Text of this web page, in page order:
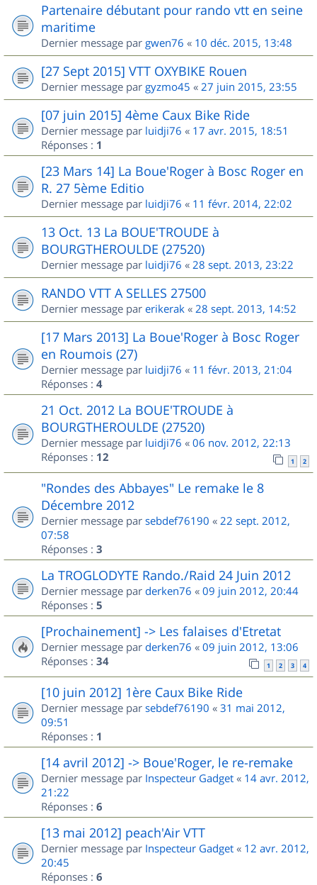
Partenaire débutant pour rando vtt en seine
maritime
Dernier message par gwen76 « 10 déc. 2015, 13:48
[27 Sept 2015] VTT OXYBIKE Rouen
Dernier message par gyzmo45 « 27 juin 2015, 23:55
[07 juin 2015] 4ème Caux Bike Ride
Dernier message par luidji76 « 17 avr. 2015, 18:51
Réponses : 1
[23 Mars 14] La Boue'Roger à Bosc Roger en
R. 27 5ème Editio
Dernier message par luidji76 « 11 févr. 2014, 22:02
13 Oct. 13 La BOUE'TROUDE à
BOURGTHEROULDE (27520)
Dernier message par luidji76 « 28 sept. 2013, 23:22
RANDO VTT A SELLES 27500
Dernier message par erikerak « 28 sept. 2013, 14:52
[17 Mars 2013] La Boue'Roger à Bosc Roger
en Roumois (27)
Dernier message par luidji76 « 11 févr. 2013, 21:04
Réponses : 4
21 Oct. 2012 La BOUE'TROUDE à
BOURGTHEROULDE (27520)
Dernier message par luidji76 « 06 nov. 2012, 22:13
Réponses : 12 1 2
"Rondes des Abbayes" Le remake le 8
Décembre 2012
Dernier message par sebdef76190 « 22 sept. 2012,
07:58
Réponses : 3
La TROGLODYTE Rando./Raid 24 Juin 2012
Dernier message par derken76 « 09 juin 2012, 20:44
Réponses : 5
[Prochainement] -> Les falaises d'Etretat
Dernier message par derken76 « 09 juin 2012, 13:06
Réponses : 34 1 2 3 4
[10 juin 2012] 1ère Caux Bike Ride
Dernier message par sebdef76190 « 31 mai 2012,
09:51
Réponses : 1
[14 avril 2012] -> Boue'Roger, le re-remake
Dernier message par Inspecteur Gadget « 14 avr. 2012,
21:22
Réponses : 6
[13 mai 2012] peach'Air VTT
Dernier message par Inspecteur Gadget « 12 avr. 2012,
20:45
Réponses : 6